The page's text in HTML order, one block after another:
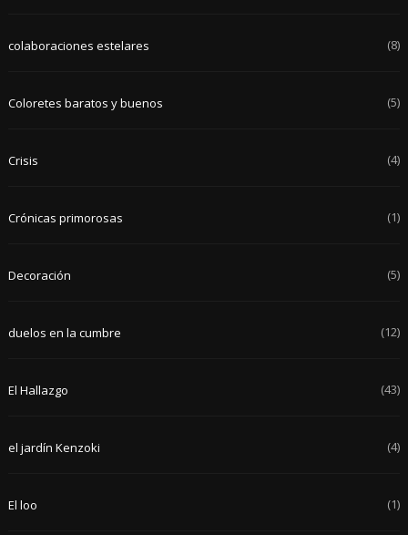
colaboraciones estelares (8)
Coloretes baratos y buenos (5)
Crisis (4)
Crónicas primorosas (1)
Decoración (5)
duelos en la cumbre (12)
El Hallazgo (43)
el jardín Kenzoki (4)
El loo (1)